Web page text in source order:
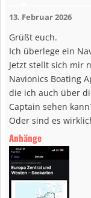
13. Februar 2026
Grüßt euch.
Ich überlege ein
Jetzt stellt sich mir
Navionics Boating
die ich auch über
Captain sehen
Oder sind es
Anhänge